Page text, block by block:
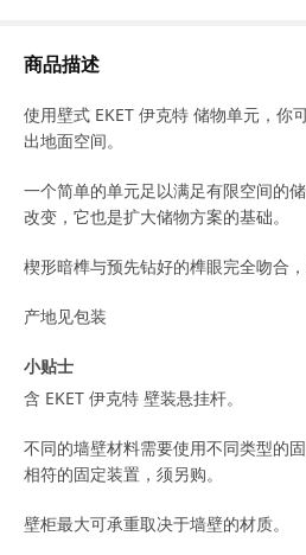
商品描述
使用壁式 EKET 伊克特 储物单元，你
出地面空间。
一个简单的单元足以满足有限空间的
改变，它也是扩大储物方案的基础。
楔形暗榫与预先钻好的榫眼完全吻合
产地见包装
小贴士
含 EKET 伊克特 壁装悬挂杆。
不同的墙壁材料需要使用不同类型的
相符的固定装置，须另购。
壁柜最大可承重取决于墙壁的材质。